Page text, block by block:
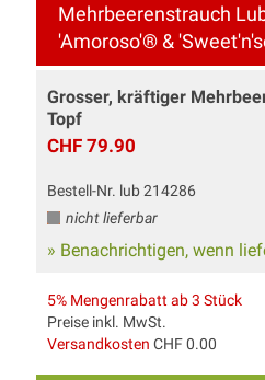
Mehrbeerenstrauch
'Amoroso'® &
Grosser, kräftiger
Topf
CHF 79.90
Bestell-Nr. lub 214286
nicht lieferbar
» Benachrichtigen, wenn
5% Mengenrabatt ab 3 Stück
Preise inkl. MwSt.
Versandkosten CHF 0.00